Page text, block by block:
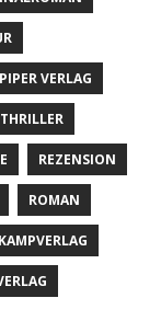
PIPER VERLAG
REZENSION
ROMAN